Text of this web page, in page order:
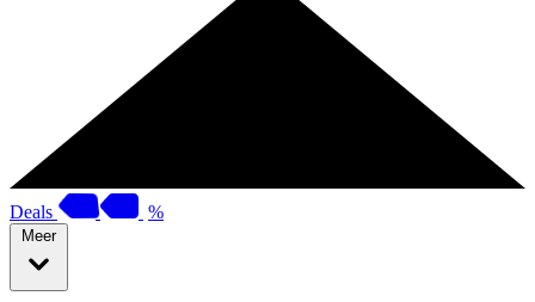
Deals %
Meer